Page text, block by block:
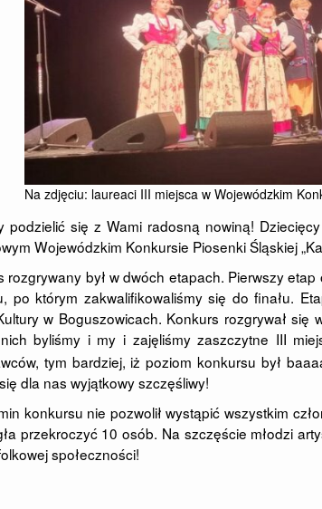
Na zdjęciu: laureaci III miejsca w Wojewódzkim
podzielić się z Wami radosną nowiną!
Wojewódzkim Konkursie Piosenki Śląskiej
rozgrywany był w dwóch etapach. Pierwszy
po którym zakwalifikowaliśmy się do finału.
w Boguszowicach. Konkurs rozgrywał
byliśmy i my i zajęliśmy zaszczytne III
tym bardziej, iż poziom konkursu był
dla nas wyjątkowy szczęśliwy!
konkursu nie pozwolił wystąpić wszystkim
przekroczyć 10 osób. Na szczęście młodzi
społeczności!